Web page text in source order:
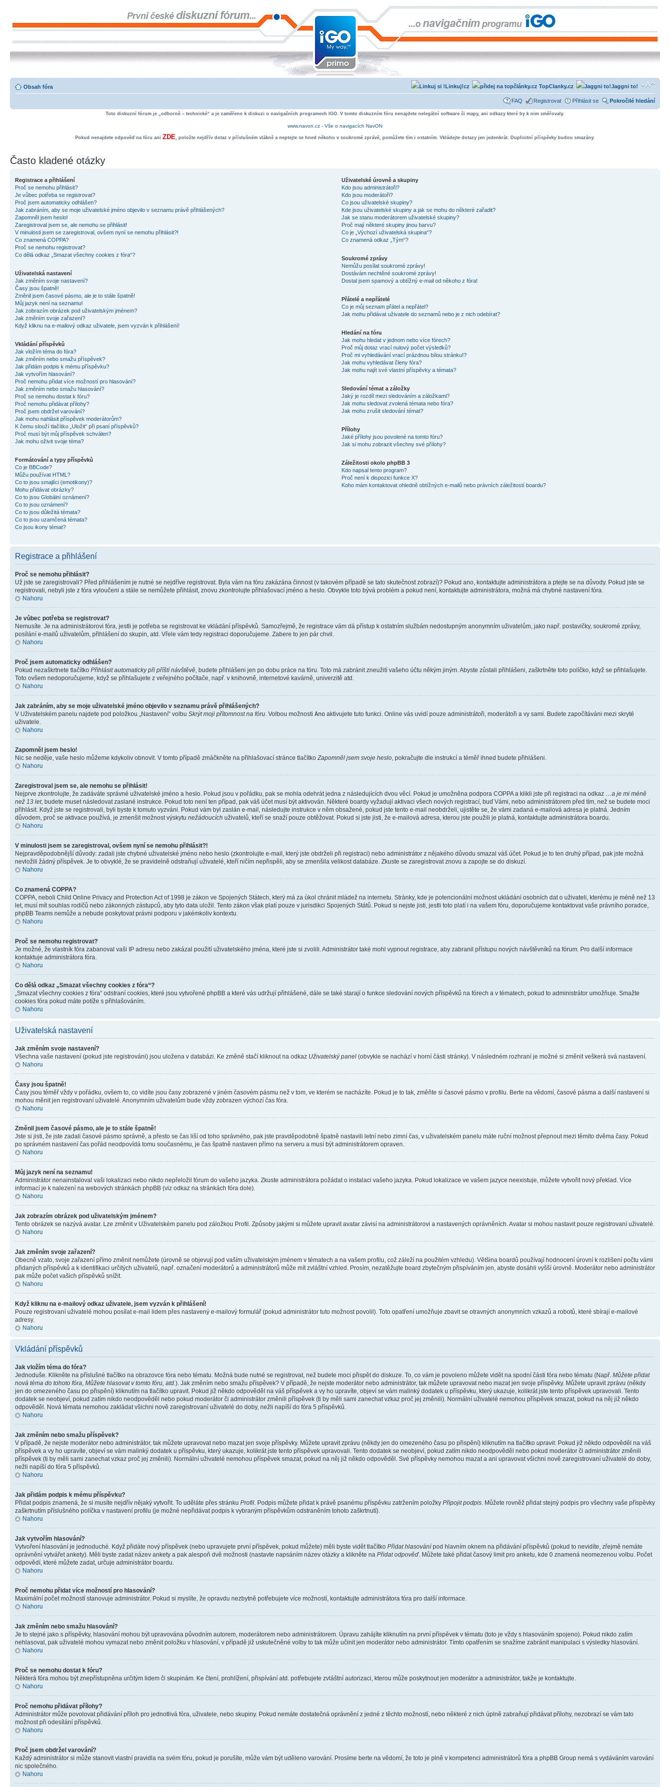
Obsah fóra Jaggni to!
TopClanky.cz
Linkuj!cz
FAQ Registrovat Přihlásit se Pokročilé hledání
Toto diskuzní fórum je „odborně – technické“ a je zaměřeno k diskuzi o navigačních programech IGO. V tomto diskuzním fóru nenajdete nelegální software či mapy, ani odkazy které by k nim směřovaly.
www.navon.cz - Vše o navigacích NavON
Pokud nenajdete odpověď na fóru ani ZDE, položte nejdřív dotaz v příslušném vlákně a neptejte se hned někoho v soukromé zprávě, pomůžete tím i ostatním. Vkládejte dotazy jen jedenkrát. Duplicitní příspěvky budou smazány.
Často kladené otázky
Registrace a přihlášení
Proč se nemohu přihlásit?
Je vůbec potřeba se registrovat?
Proč jsem automaticky odhlášen?
Jak zabráním, aby se moje uživatelské jméno objevilo v seznamu právě přihlášených?
Zapomněl jsem heslo!
Zaregistroval jsem se, ale nemohu se přihlásit!
V minulosti jsem se zaregistroval, ovšem nyní se nemohu přihlásit?!
Co znamená COPPA?
Proč se nemohu registrovat?
Co dělá odkaz „Smazat všechny cookies z fóra“?
Uživatelská nastavení
Jak změním svoje nastavení?
Časy jsou špatně!
Změnil jsem časové pásmo, ale je to stále špatně!
Můj jazyk není na seznamu!
Jak zobrazím obrázek pod uživatelským jménem?
Jak změním svoje zařazení?
Když kliknu na e-mailový odkaz uživatele, jsem vyzván k přihlášení!
Vkládání příspěvků
Jak vložím téma do fóra?
Jak změním nebo smažu příspěvek?
Jak přidám podpis k mému příspěvku?
Jak vytvořím hlasování?
Proč nemohu přidat více možností pro hlasování?
Jak změním nebo smažu hlasování?
Proč se nemohu dostat k fóru?
Proč nemohu přidávat přílohy?
Proč jsem obdržel varování?
Jak mohu nahlásit příspěvek moderátorům?
K čemu slouží tlačítko „Uložit“ při psaní příspěvků?
Proč musí být můj příspěvek schválen?
Jak mohu oživit svoje téma?
Formátování a typy příspěvků
Co je BBCode?
Můžu používat HTML?
Co to jsou smajlíci (emotikony)?
Mohu přidávat obrázky?
Co to jsou Globální oznámení?
Co to jsou oznámení?
Co to jsou důležitá témata?
Co to jsou uzamčená témata?
Co jsou ikony témat?
Uživatelské úrovně a skupiny
Kdo jsou administrátoři?
Kdo jsou moderátoři?
Co jsou uživatelské skupiny?
Kde jsou uživatelské skupiny a jak se mohu do některé zařadit?
Jak se stanu moderátorem uživatelské skupiny?
Proč mají některé skupiny jinou barvu?
Co je „Výchozí uživatelská skupina“?
Co znamená odkaz „Tým“?
Soukromé zprávy
Nemůžu posílat soukromé zprávy!
Dostávám nechtěné soukromé zprávy!
Dostal jsem spamový a obtížný e-mail od někoho z fóra!
Přátelé a nepřátelé
Co je můj seznam přátel a nepřátel?
Jak mohu přidávat uživatele do seznamů nebo je z nich odebírat?
Hledání na fóru
Jak mohu hledat v jednom nebo více fórech?
Proč můj dotaz vrací nulový počet výsledků?
Proč mi vyhledávání vrací prázdnou bílou stránku!?
Jak mohu vyhledávat členy fóra?
Jak mohu najít své vlastní příspěvky a témata?
Sledování témat a záložky
Jaký je rozdíl mezi sledováním a záložkami?
Jak mohu sledovat zvolená témata nebo fóra?
Jak mohu zrušit sledování témat?
Přílohy
Jaké přílohy jsou povolené na tomto fóru?
Jak si mohu zobrazit všechny své přílohy?
Záležitosti okolo phpBB 3
Kdo napsal tento program?
Proč není k dispozici funkce X?
Koho mám kontaktovat ohledně obtížných e-mailů nebo právních záležitostí boardu?
Registrace a přihlášení
Proč se nemohu přihlásit?
Už jste se zaregistrovali? Před přihlášením je nutné se nejdříve registrovat. Byla vám na fóru zakázána činnost (v takovém případě se tato skutečnost zobrazí)? Pokud ano, kontaktujte administrátora a ptejte se na důvody. Pokud jste se
registrovali, nebyli jste z fóra vyloučeni a stále se nemůžete přihlásit, znovu zkontrolujte přihlašovací jméno a heslo. Obvykle toto bývá problém a pokud není, kontaktujte administrátora, možná má chybné nastavení fóra.
Nahoru
Je vůbec potřeba se registrovat?
Nemusíte. Je na administrátorovi fóra, jestli je potřeba se registrovat ke vkládání příspěvků. Samozřejmě, že registrace vám dá přístup k ostatním službám nedostupným anonymním uživatelům, jako např. postavičky, soukromé zprávy,
posílání e-mailů uživatelům, přihlášení do skupin, atd. Vřele vám tedy registraci doporučujeme. Zabere to jen pár chvil.
Nahoru
Proč jsem automaticky odhlášen?
Pokud nezaškrtnete tlačítko Přihlásit automaticky při příští návštěvě, budete přihlášeni jen po dobu práce na fóru. Toto má zabránit zneužití vašeho účtu někým jiným. Abyste zůstali přihlášeni, zaškrtněte toto políčko, když se přihlašujete.
Toto ovšem nedoporučujeme, když se přihlašujete z veřejného počítače, např. v knihovně, internetové kavárně, univerzitě atd.
Nahoru
Jak zabráním, aby se moje uživatelské jméno objevilo v seznamu právě přihlášených?
V Uživatelském panelu najdete pod položkou „Nastavení“ volbu Skrýt moji přítomnost na fóru. Volbou možnosti Ano aktivujete tuto funkci. Online vás uvidí pouze administrátoři, moderátoři a vy sami. Budete započítáváni mezi skryté
uživatele.
Nahoru
Zapomněl jsem heslo!
Nic se neděje, vaše heslo můžeme kdykoliv obnovit. V tomto případě zmáčkněte na přihlašovací stránce tlačítkoZapomněl jsem svoje heslo, pokračujte dle instrukcí a téměř ihned budete přihlášeni.
Nahoru
Zaregistroval jsem se, ale nemohu se přihlásit!
Nejprve zkontrolujte, že zadáváte správné uživatelské jméno a heslo. Pokud jsou v pořádku, pak se mohla odehrát jedna z následujících dvou věcí. Pokud je umožněna podpora COPPA a klikli jste při registraci na odkaz …a je mi méně
než 13 let, budete muset následovat zaslané instrukce. Pokud toto není ten případ, pak váš účet musí být aktivován. Některé boardy vyžadují aktivaci všech nových registrací, buď Vámi, nebo administrátorem před tím, než se budete moci
přihlásit. Když jste se registrovali, byli byste k tomuto vyzváni. Pokud vám byl zaslán e-mail, následujte instrukce v něm obsažené, pokud jste tento e-mail neobdrželi, ujistěte se, že vámi zadaná e-mailová adresa je platná. Jedním
důvodem, proč se aktivace používá, je zmenšit možnost výskytu nežádoucích uživatelů, kteří se snaží pouze obtěžovat. Pokud si jste jisti, že e-mailová adresa, kterou jste použili je platná, kontaktujte administrátora boardu.
Nahoru
V minulosti jsem se zaregistroval, ovšem nyní se nemohu přihlásit?!
Nejpravděpodobnější důvody: zadali jste chybné uživatelské jméno nebo heslo (zkontrolujte e-mail, který jste obdrželi při registraci) nebo administrátor z nějakého důvodu smazal váš účet. Pokud je to ten druhý případ, pak jste možná
nevložili žádný příspěvek. Je to obvyklé, že se pravidelně odstraňují uživatelé, kteří ničím nepřispěli, aby se zmenšila velikost databáze. Zkuste se zaregistrovat znovu a zapojte se do diskuzí.
Nahoru
Co znamená COPPA?
COPPA, neboli Child Online Privacy and Protection Act of 1998 je zákon ve Spojených Státech, který má za úkol chránit mládež na internetu. Stránky, kde je potencionální možnost ukládání osobních dat o uživateli, kterému je méně než 13
let, musí mít souhlas rodičů nebo zákonných zástupců, aby tyto data uložil. Tento zákon však platí pouze v jurisdikci Spojených Států. Pokud si nejste jisti, jestli toto platí i na vašem fóru, doporučujeme kontaktovat vaše právního poradce,
phpBB Teams nemůže a nebude poskytovat právni podporu v jakémkoliv kontextu.
Nahoru
Proč se nemohu registrovat?
Je možné, že vlastník fóra zabanoval vaši IP adresu nebo zakázal použití uživatelského jména, které jste si zvolili. Administrátor také mohl vypnout registrace, aby zabranil přístupu nových návštěvníků na fórum. Pro další informace
kontaktuje administrátora fóra.
Nahoru
Co dělá odkaz „Smazat všechny cookies z fóra“?
„Smazat všechny cookies z fóra“ odstraní cookies, které jsou vytvořené phpBB a které vás udržují přihlášené, dále se také starají o funkce sledování nových příspěvků na fórech a v tématech, pokud to administrátor umožňuje. Smažte
cookies fóra pokud máte potíže s přihlašováním.
Nahoru
Uživatelská nastavení
Jak změním svoje nastavení?
Všechna vaše nastavení (pokud jste registrováni) jsou uložena v databázi. Ke změně stačí kliknout na odkaz Uživatelský panel (obvykle se nachází v horní části stránky). V následném rozhraní je možné si změnit veškerá svá nastavení.
Nahoru
Časy jsou špatně!
Časy jsou téměř vždy v pořádku, ovšem to, co vidíte jsou časy zobrazené v jiném časovém pásmu než v tom, ve kterém se nacházíte. Pokud je to tak, změňte si časové pásmo v profilu. Berte na vědomí, časové pásma a další nastavení si
mohou měnit jen registrovaní uživatelé. Anonymním uživatelům bude vždy zobrazen výchozí čas fóra.
Nahoru
Změnil jsem časové pásmo, ale je to stále špatně!
Jste si jisti, že jste zadali časové pásmo správně, a přesto se čas liší od toho správného, pak jste pravděpodobně špatně nastavili letní nebo zimní čas, v uživatelském panelu máte ruční možnost přepnout mezi těmito dvěma časy. Pokud
po správném nastavení čas pořád neodpovídá tomu současnému, je čas špatně nastaven přímo na serveru a musí být administrátorem opraven.
Nahoru
Můj jazyk není na seznamu!
Administrátor nenainstaloval vaši lokalizaci nebo nikdo nepřeložil fórum do vašeho jazyka. Zkuste administrátora požádat o instalaci vašeho jazyka. Pokud lokalizace ve vašem jazyce neexistuje, můžete vytvořit nový překlad. Více
informací je k nalezení na webových stránkách phpBB (viz odkaz na stránkách fóra dole).
Nahoru
Jak zobrazím obrázek pod uživatelským jménem?
Tento obrázek se nazývá avatar. Lze změnit v Uživatelském panelu pod záložkou Profil. Způsoby jakými si můžete upravit avatar závisí na administrátorovi a nastavených oprávněních. Avatar si mohou nastavit pouze registrovaní uživatelé.
Nahoru
Jak změním svoje zařazení?
Obecně vzato, svoje zařazení přímo změnit nemůžete (úrovně se objevují pod vaším uživatelským jménem v tématech a na vašem profilu, což záleží na použitém vzhledu). Většina boardů používají hodnocení úrovní k rozlišení počtu vámi
přidaných příspěvků a k identifikaci určitých uživatelů, např. označení moderátorů a administrátorů může mít zvláštní vzhled. Prosím, nezatěžujte board zbytečným přispíváním jen, abyste dosáhli vyšší úrovně. Moderátor nebo administrátor
pak může počet vašich příspěvků snížit.
Nahoru
Když kliknu na e-mailový odkaz uživatele, jsem vyzván k přihlášení!
Pouze registrovaní uživatelé mohou posílat e-mail lidem přes nastavený e-mailový formulář (pokud administrátor tuto možnost povolil). Toto opatření umožňuje zbavit se otravných anonymních vzkazů a robotů, které sbírají e-mailové
adresy.
Nahoru
Vkládání příspěvků
Jak vložím téma do fóra?
Jednoduše. Klikněte na příslušné tlačítko na obrazovce fóra nebo tématu. Možná bude nutné se registrovat, než budete moci přispět do diskuze. To, co vám je povoleno můžete vidět na spodní části fóra nebo tématu (Např. Můžete přidat
nová téma do tohoto fóra, Můžete hlasovat v tomto fóru, atd.). Jak změním nebo smažu příspěvek? V případě, že nejste moderátor nebo administrátor, tak můžete upravovat nebo mazat jen svoje příspěvky. Můžete upravit zprávu (někdy
jen do omezeného času po přispění) kliknutím na tlačítko upravit. Pokud již někdo odpověděl na váš příspěvek a vy ho upravíte, objeví se vám malinký dodatek u příspěvku, který ukazuje, kolikrát jste tento příspěvek upravovali. Tento
dodatek se neobjeví, pokud zatím nikdo neodpověděl nebo pokud moderátor či administrátor změnili příspěvek (ti by měli sami zanechat vzkaz proč jej změnili). Normální uživatelé nemohou příspěvek smazat, pokud na něj již někdo
odpověděl. Nová témata nemohou zakládat všichni nově zaregistrovaní uživatelé do doby, nežli napíší do fóra 5 příspěvků.
Nahoru
Jak změním nebo smažu příspěvek?
V případě, že nejste moderátor nebo administrátor, tak můžete upravovat nebo mazat jen svoje příspěvky. Můžete upravit zprávu (někdy jen do omezeného času po přispění) kliknutím na tlačítko upravit. Pokud již někdo odpověděl na váš
příspěvek a vy ho upravíte, objeví se vám malinký dodatek u příspěvku, který ukazuje, kolikrát jste tento příspěvek upravovali. Tento dodatek se neobjeví, pokud zatím nikdo neodpověděl nebo pokud moderátor či administrátor změnili
příspěvek (ti by měli sami zanechat vzkaz proč jej změnili). Normální uživatelé nemohou příspěvek smazat, pokud na něj již někdo odpověděl. Své příspěvky nemohou mazat a ani upravovat všichni nově zaregistrovaní uživatelé do doby,
nežli napíší do fóra 5 příspěvků.
Nahoru
Jak přidám podpis k mému příspěvku?
Přidat podpis znamená, že si musíte nejdřív nějaký vytvořit. To uděláte přes stránku Profil. Podpis můžete přidat k právě psanému příspěvku zatržením položky Připojit podpis. Můžete rovněž přidat stejný podpis pro všechny vaše příspěvky
zaškrtnutím příslušného políčka v nastavení profilu (je možné nepřidávat podpis k vybraným příspěvkům odstraněním tohoto zaškrtnutí).
Nahoru
Jak vytvořím hlasování?
Vytvoření hlasování je jednoduché. Když přidáte nový příspěvek (nebo upravujete první příspěvek, pokud můžete) měli byste vidět tlačítko Přidat hlasování pod hlavním oknem na přidávání příspěvků (pokud to nevidíte, zřejmě nemáte
oprávnění vytvářet ankety). Měli byste zadat název ankety a pak alespoň dvě možnosti (nastavte napsáním název otázky a klikněte na Přidat odpověď. Můžete také přidat časový limit pro anketu, kde 0 znamená neomezenou volbu. Počet
odpovědí, které můžete zadat, určuje administrátor boardu.
Nahoru
Proč nemohu přidat více možností pro hlasování?
Maximální počet možností stanovuje administrátor. Pokud si myslíte, že opravdu nezbytně potřebujete více možností, kontaktujte administrátora fóra pro další informace.
Nahoru
Jak změním nebo smažu hlasování?
Je to stejné jako s příspěvky, hlasování mohou být upravována původním autorem, moderátorem nebo administrátorem. Úpravu zahájíte kliknutím na první příspěvek v tématu (toto je vždy s hlasováním spojeno). Pokud nikdo zatím
nehlasoval, pak uživatelé mohou vymazat nebo změnit položku v hlasování, v případě již uskutečněné volby to tak může učinit jen moderátor nebo administrátor. Tímto opatřením se snažíme zabránit manipulaci s výsledky hlasování.
Nahoru
Proč se nemohu dostat k fóru?
Některá fóra mohou být znepřístupněna určitým lidem či skupinám. Ke čtení, prohlížení, přispívání atd. potřebujete zvláštní autorizaci, kterou může poskytnout jen moderátor a administrátor, takže je kontaktujte.
Nahoru
Proč nemohu přidávat přílohy?
Administrátor může povolovat přidávání příloh pro jednotlivá fóra, uživatele, nebo skupiny. Pokud nemáte dostatečná oprávnění z jedné z těchto možností, nebo některé z nich úplně zabraňují přidávat přílohy, nezobrazí se vám tato
možnost při odesílání příspěvků.
Nahoru
Proč jsem obdržel varování?
Každý administrátor si může stanovit vlastní pravidla na svém fóru, pokud je porušíte, může vám být uděleno varování. Prosíme berte na vědomí, že toto je plně v kompetenci administrátorů fóra a phpBB Group nemá s vydáváním varování
nic společného.
Nahoru